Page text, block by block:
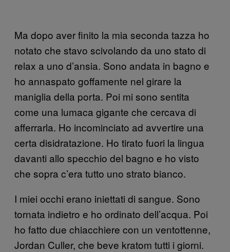
Ma dopo aver finito la mia seconda tazza ho
notato che stavo scivolando da uno stato di
relax a uno d’ansia. Sono andata in bagno e
ho annaspato goffamente nel girare la
maniglia della porta. Poi mi sono sentita
come una lumaca gigante che cercava di
afferrarla. Ho incominciato ad avvertire una
certa disidratazione. Ho tirato fuori la lingua
davanti allo specchio del bagno e ho visto
che sopra c’era tutto uno strato bianco.
I miei occhi erano iniettati di sangue. Sono
tornata indietro e ho ordinato dell’acqua. Poi
ho fatto due chiacchiere con un ventottenne,
Jordan Culler, che beve kratom tutti i giorni.